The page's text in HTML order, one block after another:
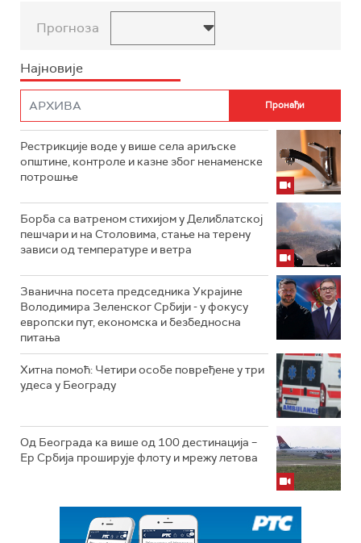
Прогноза
Најновије
Рестрикције воде у више села ариљске
општине, контроле и казне због ненаменске
потрошње
Борба са ватреном стихијом у Делиблатској
пешчари и на Столовима, стање на терену
зависи од температуре и ветра
Званична посета председника Украјине
Володимира Зеленског Србији - у фокусу
европски пут, економска и безбедносна
питања
Хитна помоћ: Четири особе повређене у три
удеса у Београду
Од Београда ка више од 100 дестинација –
Ер Србија проширује флоту и мрежу летова